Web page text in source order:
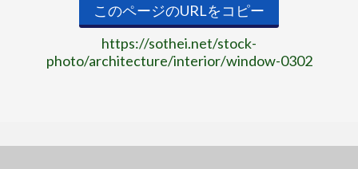
このページのURLをコピー
https://sothei.net/stock-
photo/architecture/interior/window-0302